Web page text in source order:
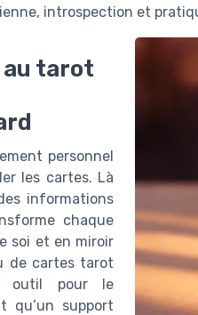
introspection et
tarot
personnel
les cartes. Là
informations
chaque
soi et en miroir
de cartes tarot
outil pour le
qu’un support